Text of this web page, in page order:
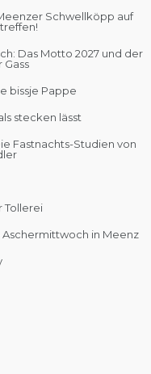
Schwellköpp auf
Das Motto 2027 und der
bissje Pappe
stecken lässt
Fastnachts-Studien von
Tollerei
in Meenz